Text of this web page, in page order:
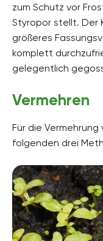
zum Schutz vor
Styropor stellt. Der
größeres
komplett
gelegentlich
Vermehren
Für die
folgenden drei